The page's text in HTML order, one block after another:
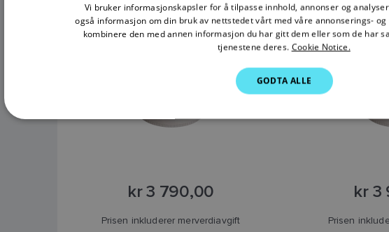
RS150 GPS-MOTTAKER
SKU: E70310
kr 3 790,00
Prisen inkluderer merverdiavgift
RS150 MED
kr 3
Prisen
Vi bruker informasjonskapsler for å tilpasse innhold, annonser og
også informasjon om din bruk av nettstedet vårt med våre annonserings-
kombinere den med annen informasjon du har gitt dem eller som de har
tjenestene deres. Cookie Notice.
GODTA ALLE